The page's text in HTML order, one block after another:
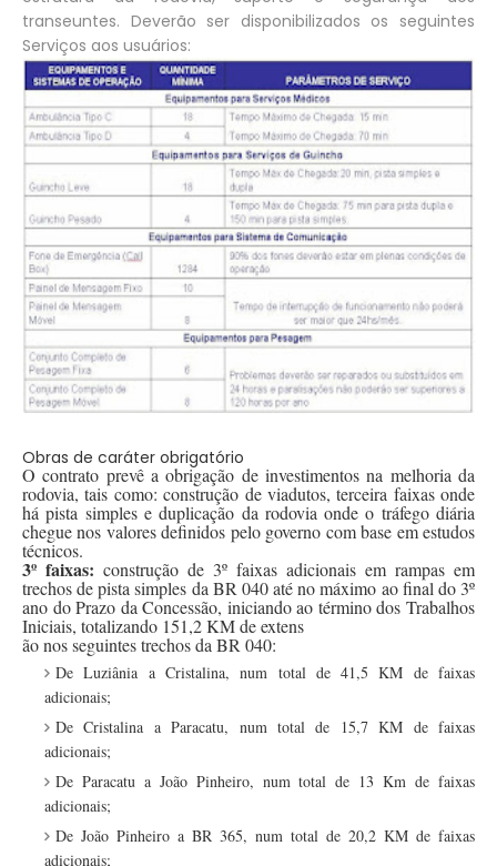
transeuntes. Deverão ser disponibilizados os seguintes
Serviços aos usuários:
Obras de caráter obrigatório
O contrato prevê a obrigação de investimentos na melhoria da
rodovia, tais como: construção de viadutos, terceira faixas onde
há pista simples e duplicação da rodovia onde o tráfego diária
chegue nos valores definidos pelo governo com base em estudos
técnicos.
3º faixas: construção de 3º faixas adicionais em rampas em
trechos de pista simples da BR 040 até no máximo ao final do 3º
ano do Prazo da Concessão, iniciando ao término dos Trabalhos
Iniciais, totalizando 151,2 KM de extens
ão nos seguintes trechos da BR 040:
De Luziânia a Cristalina, num total de 41,5 KM de faixas
adicionais;
De Cristalina a Paracatu, num total de 15,7 KM de faixas
adicionais;
De Paracatu a João Pinheiro, num total de 13 Km de faixas
adicionais;
De João Pinheiro a BR 365, num total de 20,2 KM de faixas
adicionais;